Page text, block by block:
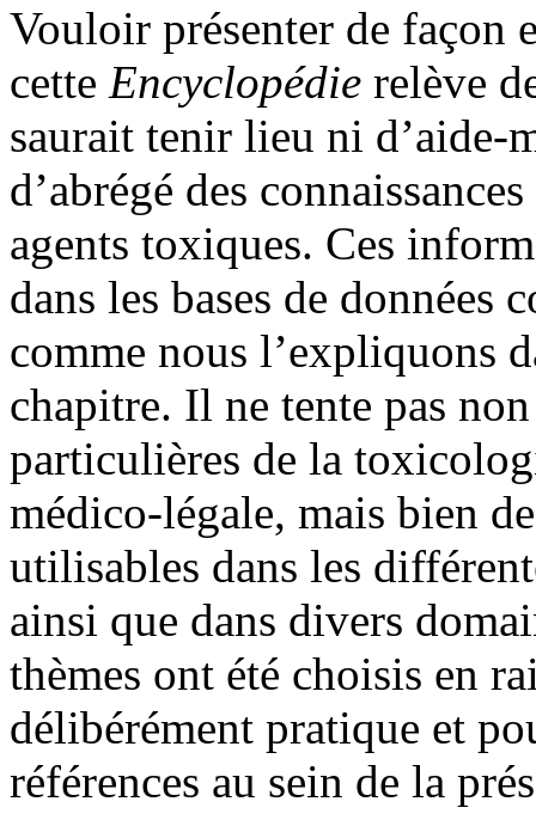
Vouloir présenter de façon
cette Encyclopédie relève
saurait tenir lieu ni d’aide-
d’abrégé des
agents toxiques. Ces
dans les bases de données
comme nous l’expliquons
chapitre. Il ne tente pas
particulières de la
médico-légale, mais bien
utilisables dans les
ainsi que dans divers
thèmes ont été choisis en
délibérément pratique et
références au sein de la